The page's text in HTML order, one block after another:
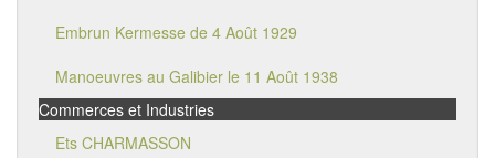
Embrun Kermesse de 4 Août 1929
Manoeuvres au Galibier le 11 Août 1938
Commerces et Industries
Ets CHARMASSON